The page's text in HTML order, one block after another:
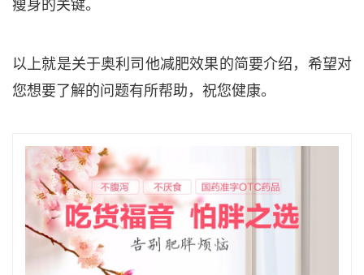
瘦身的关键。
以上就是关于奥利司他减肥效果的简要介绍，希望对
您想要了解的问题有所帮助，祝您健康。